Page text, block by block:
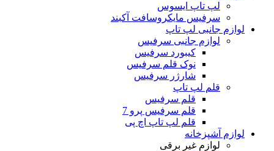
لپ تاپ ایسوس
سرفیس مایکروسافت آکبند
لوازم جانبی لپ تاپ
لوازم جانبی سرفیس
کیبورد سرفیس
نوک قلم سرفیس
شارژر سرفیس
قلم لپ تاپ
قلم سرفیس
قلم سرفیس پرو 7
قلم لپ تاپ اچ پی
لوازم آشپزخانه
لوازم غیر برقی